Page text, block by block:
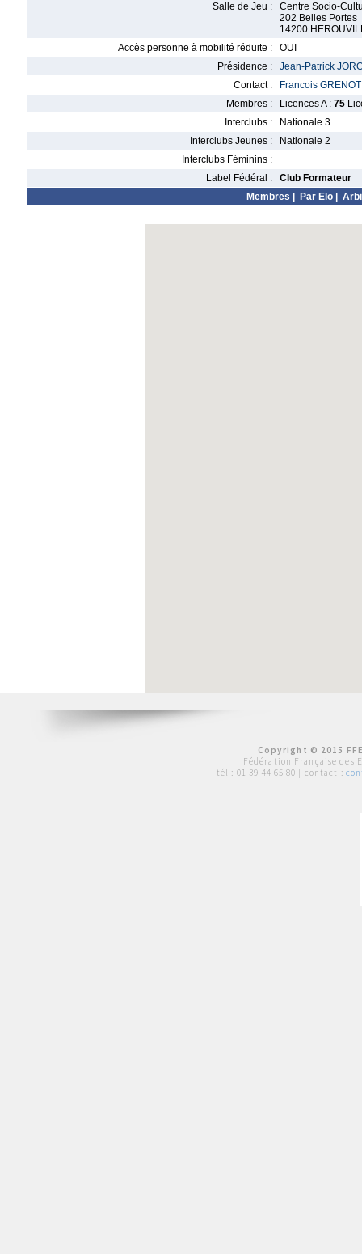
Salle de Jeu :
Centre Socio-
202 Belles Portes
14200
Accès personne à mobilité réduite :
OUI
Présidence :
Jean-Patrick
Contact :
Francois GRENOT
Membres :
Licences A : 75
Interclubs :
Nationale 3
Interclubs Jeunes :
Nationale 2
Interclubs Féminins :
Label Fédéral :
Club Formateur
Membres
Par Elo
Copyright © 2015
Fédération Française des
tél : 01 39 44 65 80 | contact :